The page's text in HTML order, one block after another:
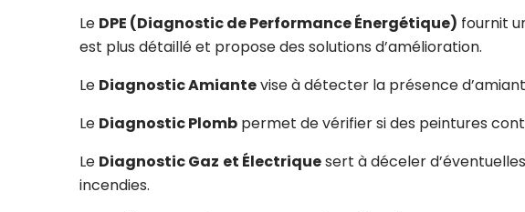
Le DPE (Diagnostic de Performance Énergétique) fournit
est plus détaillé et propose des solutions d’amélioration.
Le Diagnostic Amiantevise à détecter la présence
Le Diagnostic Plomb permet de vérifier si des peintures
Le Diagnostic Gaz et Électriquesert à déceler
incendies.